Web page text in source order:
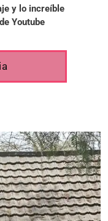
y lo increíble
Youtube